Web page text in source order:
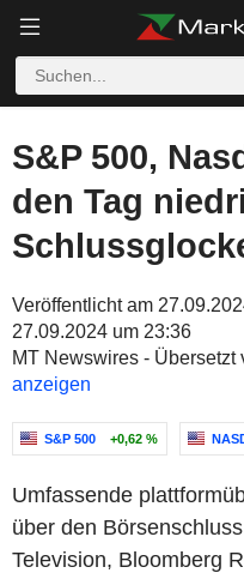
S&P 500,
den Tag
Veröffentlicht am
27.09.2024 um 23:36
MT Newswires - Übersetzt
anzeigen
S&P 500 +0,62 %
Umfassende
über den
Television, Bloomberg